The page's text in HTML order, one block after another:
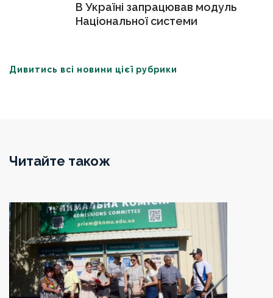
В Україні запрацював модуль
Національної системи
Дивитись всі новини цієї рубрики
Читайте також